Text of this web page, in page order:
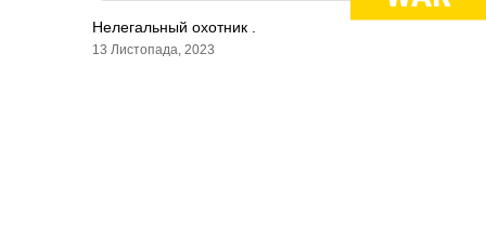
Нелегальный охотник .
13 Листопада, 2023